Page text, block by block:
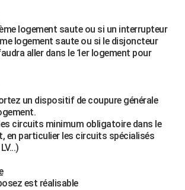
logement saute ou si un interrupteur
logement saute ou si le disjoncteur
aller dans le 1er logement pour
un dispositif de coupure générale
circuits minimum obligatoire dans le
en particulier les circuits spécialisés
est réalisable